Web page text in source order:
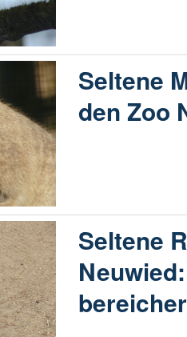
Seltene
den Zoo
Seltene